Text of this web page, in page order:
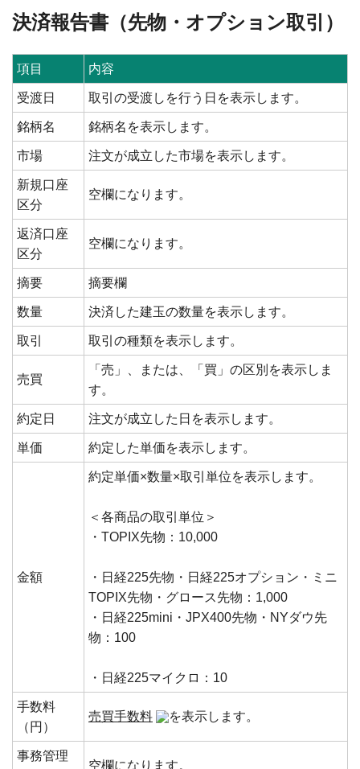
決済報告書（先物・オプション取引）
項目 内容
受渡日 取引の受渡しを行う日を表示します。
銘柄名 銘柄名を表示します。
市場 注文が成立した市場を表示します。
新規口座
区分
空欄になります。
返済口座
区分
空欄になります。
摘要 摘要欄
数量 決済した建玉の数量を表示します。
取引 取引の種類を表示します。
売買
「売」、または、「買」の区別を表示しま
す。
約定日 注文が成立した日を表示します。
単価 約定した単価を表示します。
金額
約定単価×数量×取引単位を表示します。
＜各商品の取引単位＞
・TOPIX先物：10,000
・日経225先物・日経225オプション・ミニ
TOPIX先物・グロース先物：1,000
・日経225mini・JPX400先物・NYダウ先
物：100
・日経225マイクロ：10
手数料
（円）
売買手数料 を表示します。
事務管理
空欄になります。